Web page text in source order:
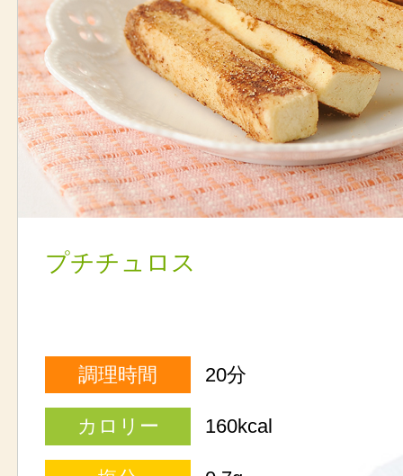
プチチュロス
調理時間 20分
カロリー 160kcal